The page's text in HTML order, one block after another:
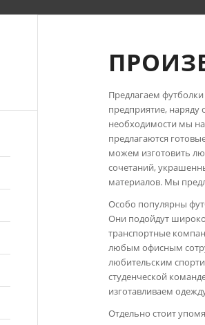
Предлагаем
предприятие,
необходимости мы
предлагаются
можем изготовить
сочетаний,
материалов. Мы
Особо популярны
Они подойдут
транспортные
любым офисным
любительским
студенческой
изготавливаем
Отдельно стоит